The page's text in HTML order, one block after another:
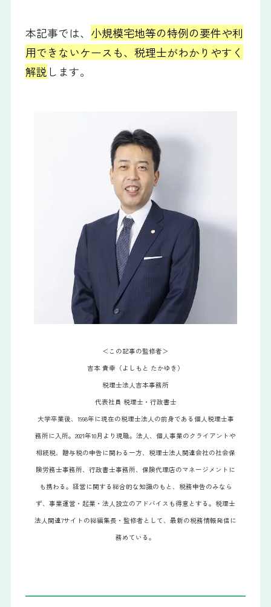
本記事では、 小規模宅地等の特例の要件や利
用できないケースも、税理士がわかりやすく
解説 します。
＜この記事の監修者＞
吉本 貴幸（よしもと たかゆき）
税理士法人吉本事務所
代表社員 税理士・行政書士
大学卒業後、1998年に現在の税理士法人の前身である個人税理士事
務所に入所。2021年10月より現職。法人、個人事業のクライアントや
相続税、贈与税の申告に関わる一方、税理士法人関連会社の社会保
険労務士事務所、行政書士事務所、保険代理店のマネージメントに
も携わる。経営に関する総合的な知識のもと、税務申告のみなら
ず、事業運営・起業・法人設立のアドバイスも得意とする。税理士
法人関連7サイトの総編集長・監修者として、最新の税務情報発信に
務めている。